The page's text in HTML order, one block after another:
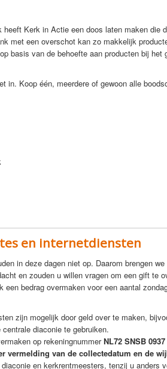
heeft Kerk in Actie een doos laten maken die
met een overschot kan zo makkelijk
basis van de behoefte aan producten bij het
in. Koop één, meerdere of gewoon alle
en internetdiensten
in deze dagen niet op. Daarom brengen
en zouden u willen vragen om een gift te
een bedrag overmaken voor een aantal
zijn mogelijk door geld over te maken,
diaconie te gebruiken.
op rekeningnummerNL72 SNSB
vermelding van de collectedatum en de
en kerkrentmeesters, tenzij u anders